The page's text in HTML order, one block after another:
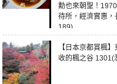
勳也來朝聖！
待所，經濟實惠，
189)
【日本京都賞楓
收的楓之谷 1301(